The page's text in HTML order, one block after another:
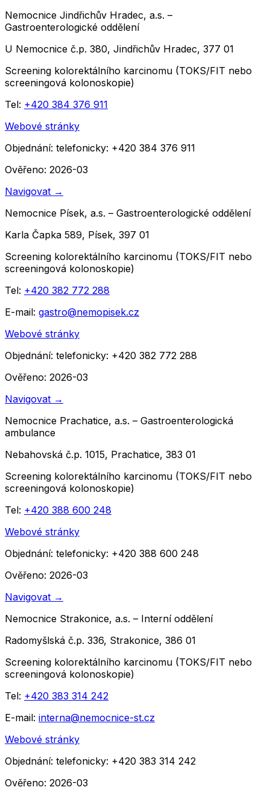
Nemocnice Jindřichův Hradec, a.s. –
Gastroenterologické oddělení
U Nemocnice č.p. 380, Jindřichův Hradec, 377 01
Screening kolorektálního karcinomu (TOKS/FIT nebo
screeningová kolonoskopie)
Tel: +420 384 376 911
Webové stránky
Objednání: telefonicky: +420 384 376 911
Ověřeno: 2026-03
Navigovat →
Nemocnice Písek, a.s. – Gastroenterologické oddělení
Karla Čapka 589, Písek, 397 01
Screening kolorektálního karcinomu (TOKS/FIT nebo
screeningová kolonoskopie)
Tel: +420 382 772 288
E-mail: gastro@nemopisek.cz
Webové stránky
Objednání: telefonicky: +420 382 772 288
Ověřeno: 2026-03
Navigovat →
Nemocnice Prachatice, a.s. – Gastroenterologická
ambulance
Nebahovská č.p. 1015, Prachatice, 383 01
Screening kolorektálního karcinomu (TOKS/FIT nebo
screeningová kolonoskopie)
Tel: +420 388 600 248
Webové stránky
Objednání: telefonicky: +420 388 600 248
Ověřeno: 2026-03
Navigovat →
Nemocnice Strakonice, a.s. – Interní oddělení
Radomyšlská č.p. 336, Strakonice, 386 01
Screening kolorektálního karcinomu (TOKS/FIT nebo
screeningová kolonoskopie)
Tel: +420 383 314 242
E-mail: interna@nemocnice-st.cz
Webové stránky
Objednání: telefonicky: +420 383 314 242
Ověřeno: 2026-03